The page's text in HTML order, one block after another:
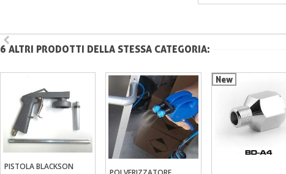
6 ALTRI PRODOTTI DELLA STESSA CATEGORIA:
Aggiungi Al Carrello
PISTOLA BLACKSON
New